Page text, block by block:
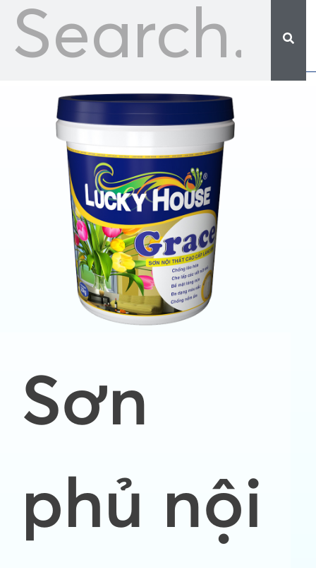
Sơn
phủ nội